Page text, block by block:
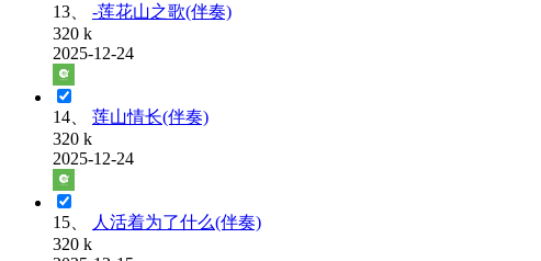
13、
-莲花山之歌(伴奏)
320 k
2025-12-24
14、
莲山情长(伴奏)
320 k
2025-12-24
15、
人活着为了什么(伴奏)
320 k